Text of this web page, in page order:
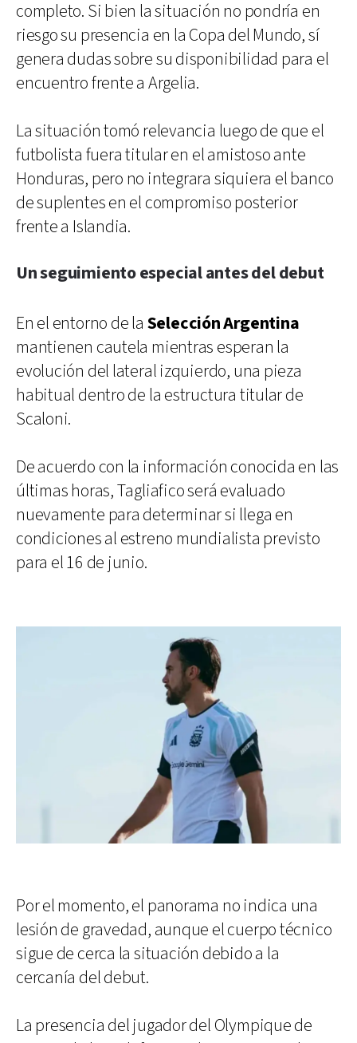
completo. Si bien la situación no pondría en
riesgo su presencia en la Copa del Mundo, sí
genera dudas sobre su disponibilidad para el
encuentro frente a Argelia.
La situación tomó relevancia luego de que el
futbolista fuera titular en el amistoso ante
Honduras, pero no integrara siquiera el banco
de suplentes en el compromiso posterior
frente a Islandia.
Un seguimiento especial antes del debut
En el entorno de la Selección Argentina
mantienen cautela mientras esperan la
evolución del lateral izquierdo, una pieza
habitual dentro de la estructura titular de
Scaloni.
De acuerdo con la información conocida en las
últimas horas, Tagliafico será evaluado
nuevamente para determinar si llega en
condiciones al estreno mundialista previsto
para el 16 de junio.
Por el momento, el panorama no indica una
lesión de gravedad, aunque el cuerpo técnico
sigue de cerca la situación debido a la
cercanía del debut.
La presencia del jugador del Olympique de